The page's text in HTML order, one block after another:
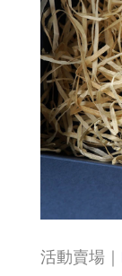
活動賣場｜